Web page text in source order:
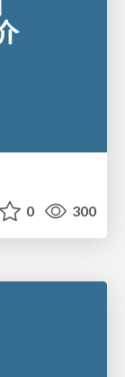
0 300